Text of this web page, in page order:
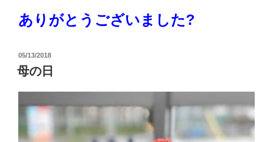
ありがとうございました?
投
稿
日:
05/13/2018
母の日